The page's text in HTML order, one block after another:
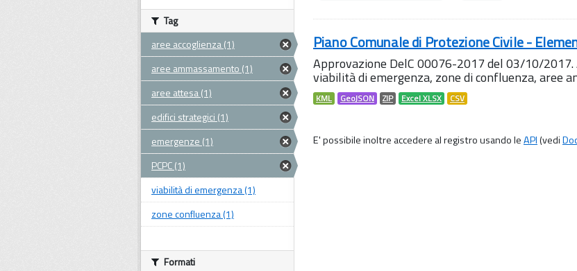
Piano Comunale di Protezione Civile -
Approvazione DelC 00076-2017 del 03/10/2017.
viabilità di emergenza, zone di confluenza, aree
KML GeoJSON ZIP Excel XLSX CSV
E' possibile inoltre accedere al registro usando leAPI(vedi
Tag
aree accoglienza (1)
aree ammassamento (1)
aree attesa (1)
edifici strategici (1)
emergenze (1)
PCPC (1)
viabilità di emergenza (1)
zone confluenza (1)
Formati